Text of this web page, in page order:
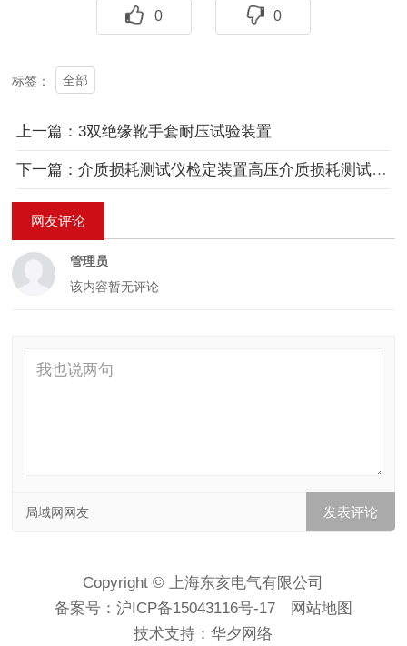
0 0
标签： 全部
上一篇：3双绝缘靴手套耐压试验装置
下一篇：介质损耗测试仪检定装置高压介质损耗测试仪校准装置介损检定装置
网友评论
管理员
该内容暂无评论
局域网网友
Copyright © 上海东亥电气有限公司
备案号： 沪ICP备15043116号-17
网站地图
技术支持：华夕网络